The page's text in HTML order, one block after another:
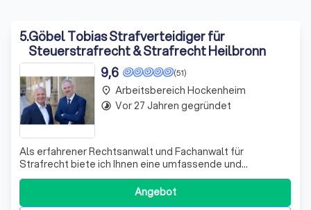
5.Göbel Tobias Strafverteidiger für
Steuerstrafrecht & Strafrecht Heilbronn
(51)
9,6
Als erfahrener Rechtsanwalt und Fachanwalt für
Strafrecht biete ich Ihnen eine umfassende und
kompetente Rechtsberatung. Mein Name ist Tobias
Göbel und ich habe mich auf die Bereiche Strafrecht,
Wirtschaftsstrafrecht und Steuerstrafrecht spezialisiert.
Angebot
place Arbeitsbereich Hockenheim
timelapse Vor 27 Jahren gegründet